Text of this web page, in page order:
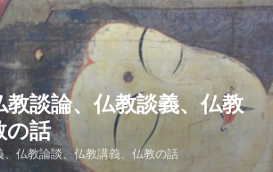
教談論、仏教談義、仏教
の話
、仏教論談、仏教講義、仏教の話